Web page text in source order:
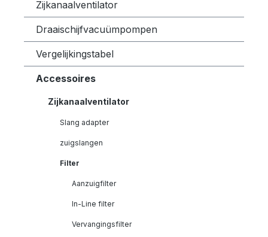
Zijkanaalventilator
Draaischijfvacuümpompen
Vergelijkingstabel
Accessoires
Zijkanaalventilator
Slang adapter
zuigslangen
Filter
Aanzuigfilter
In-Line filter
Vervangingsfilter